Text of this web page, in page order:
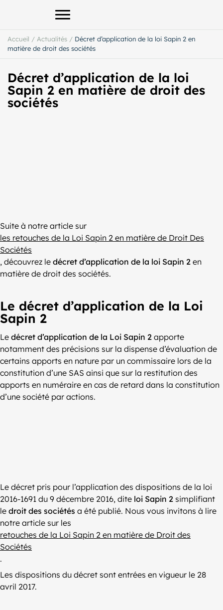
Afficher le menu principal
Accueil / Actualités / Décret d’application de la loi Sapin 2 en
matière de droit des sociétés
Décret d’application de la loi
Sapin 2 en matière de droit des
sociétés
Suite à notre article sur
les retouches de la Loi Sapin 2 en matière de Droit Des
Sociétés
, découvrez le décret d’application de la loi Sapin 2 en
matière de droit des sociétés.
Le décret d’application de la Loi
Sapin 2
Le décret d’application de la Loi Sapin 2 apporte
notamment des précisions sur la dispense d’évaluation de
certains apports en nature par un commissaire lors de la
constitution d’une SAS ainsi que sur la restitution des
apports en numéraire en cas de retard dans la constitution
d’une société par actions.
Le décret pris pour l’application des dispositions de la loi
2016-1691 du 9 décembre 2016, dite loi Sapin 2 simplifiant
le droit des sociétés a été publié. Nous vous invitons à lire
notre article sur les
retouches de la Loi Sapin 2 en matière de Droit des
Sociétés
.
Les dispositions du décret sont entrées en vigueur le 28
avril 2017.